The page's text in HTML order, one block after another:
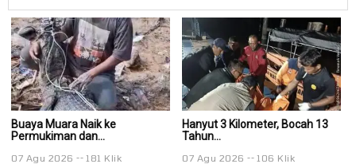
Buaya Muara Naik ke
Permukiman dan...
07 Agu 2026 181 Klik
Hanyut 3 Kilometer, Bocah 13
Tahun...
07 Agu 2026 106 Klik